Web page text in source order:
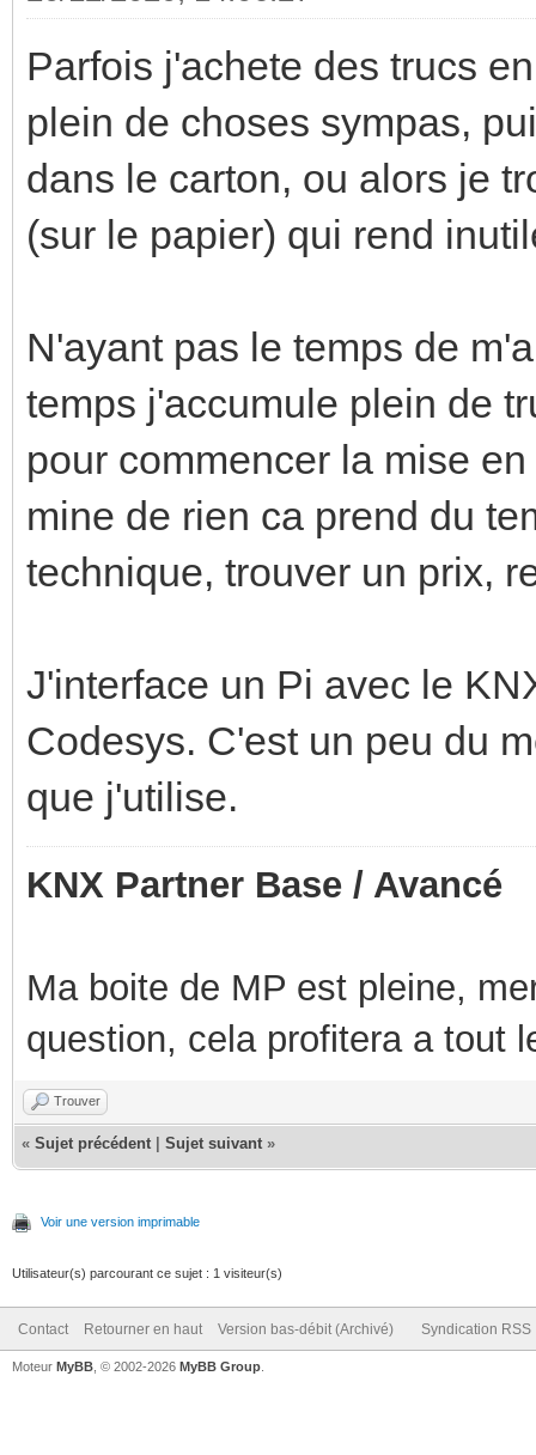
Parfois j'achete des trucs
plein de choses sympas,
dans le carton, ou alors je
(sur le papier) qui rend
N'ayant pas le temps de
temps j'accumule plein de
pour commencer la mise
mine de rien ca prend du
technique, trouver un prix,
J'interface un Pi avec le
Codesys. C'est un peu du
que j'utilise.
KNX Partner Base / Avancé
Ma boite de MP est pleine,
question, cela profitera a tout
Trouver
« Sujet précédent Sujet suivant »
Voir une version imprimable
Utilisateur(s) parcourant ce sujet : 1 visiteur(s)
Contact Retourner en haut Version bas-débit (Archivé) Syndication RSS
Moteur MyBB , © 2002-2026 MyBB Group